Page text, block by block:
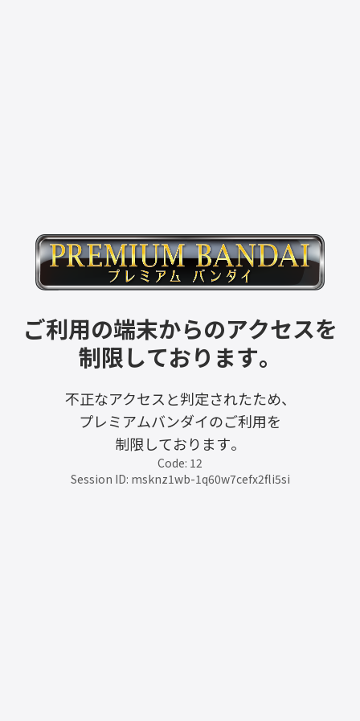
ご利用の端末からのアクセスを
制限しております。
不正なアクセスと判定されたため、
プレミアムバンダイのご利用を
制限しております。
Code: 12
Session ID: msknz1wb-1q60w7cefx2fli5si